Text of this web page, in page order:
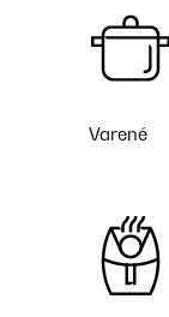
Varené